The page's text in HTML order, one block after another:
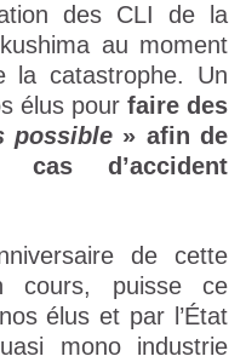
des CLI de la
au moment
la catastrophe. Un
élus pour faire des
possible» afin de
cas d’accident
de cette
cours, puisse ce
élus et par l’État
mono industrie